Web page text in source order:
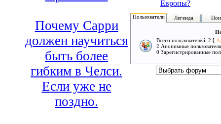
Почему Сарри
должен научиться
быть более
гибким в Челси.
Если уже не
поздно.
Европы?
Пользователи Легенда
Всего пользователей: 2 [
2 Анонимные пользователи
0 Зарегистрированные